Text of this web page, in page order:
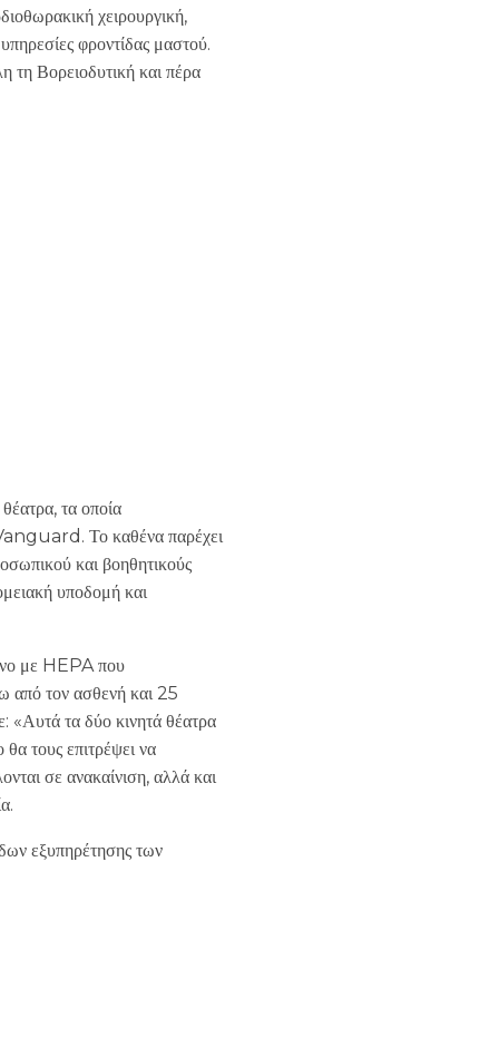
χειρουργική,
φροντίδας μαστού.
τη Βορειοδυτική και πέρα
τα οποία
Vanguard. Το καθένα παρέχει
και βοηθητικούς
υποδομή και
με HEPA που
τον ασθενή και 25
τα δύο κινητά θέατρα
τους επιτρέψει να
σε ανακαίνιση, αλλά και
εξυπηρέτησης των